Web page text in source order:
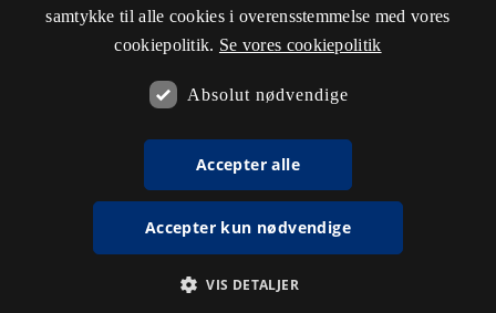
samtykke til alle cookies i overensstemmelse med vores
cookiepolitik. Se vores cookiepolitik
Absolut nødvendige
Accepter alle
Accepter kun nødvendige
VIS DETALJER